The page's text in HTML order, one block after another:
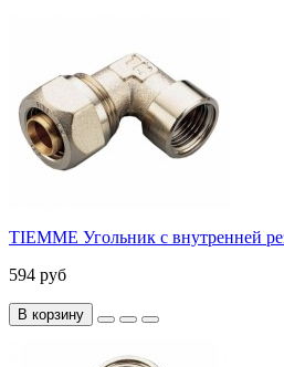
TIEMME Угольник с внутренней
594 руб
В корзину